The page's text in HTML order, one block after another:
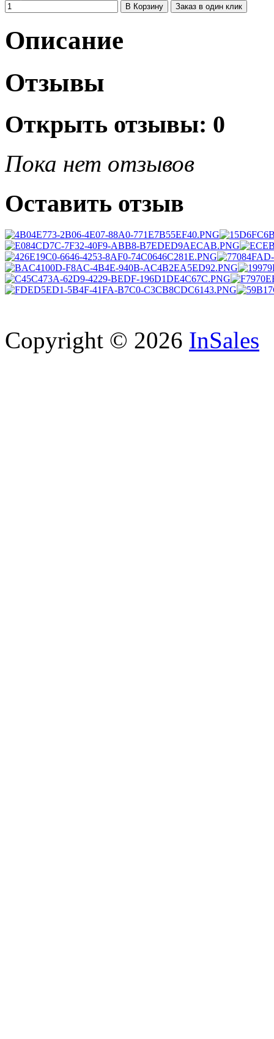
Заказ в один клик
Описание
Отзывы
Открыть отзывы: 0
Пока нет отзывов
Оставить отзыв
Copyright © 2026 InSales